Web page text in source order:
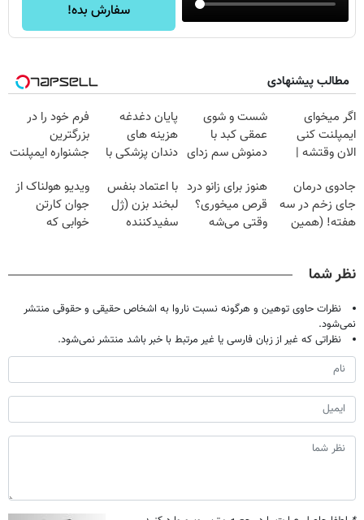
سفارش بده!
مطالب پیشنهادی
اگر میخوای
ایمپلنت کنی
الان وقتشه |
میلیون تومان!!!
شست و شوی
عمقی کبد با
دمنوش سم زدای
پایان دغدغه
هزینه های
دندان پزشکی با
خانگی
فرم خود را در
بزرگترین
جشنواره ایمپلنت
فقط ۲۵ میلیون
جادوی درمان
جای زخم در سه
هفته! (همین
هنوز برای زانو درد
قرص میخوری؟
وقتی می‌شه
با اعتماد بنفس
لبخند بزن (ژل
سفیدکننده
ویدیو هولناک از
جوان کارتن
خوابی که
نظر شما
نظرات حاوی توهین و هرگونه نسبت ناروا به اشخاص حقیقی و حقوقی منتشر
نمی‌شود.
نظراتی که غیر از زبان فارسی یا غیر مرتبط با خبر باشد منتشر نمی‌شود.